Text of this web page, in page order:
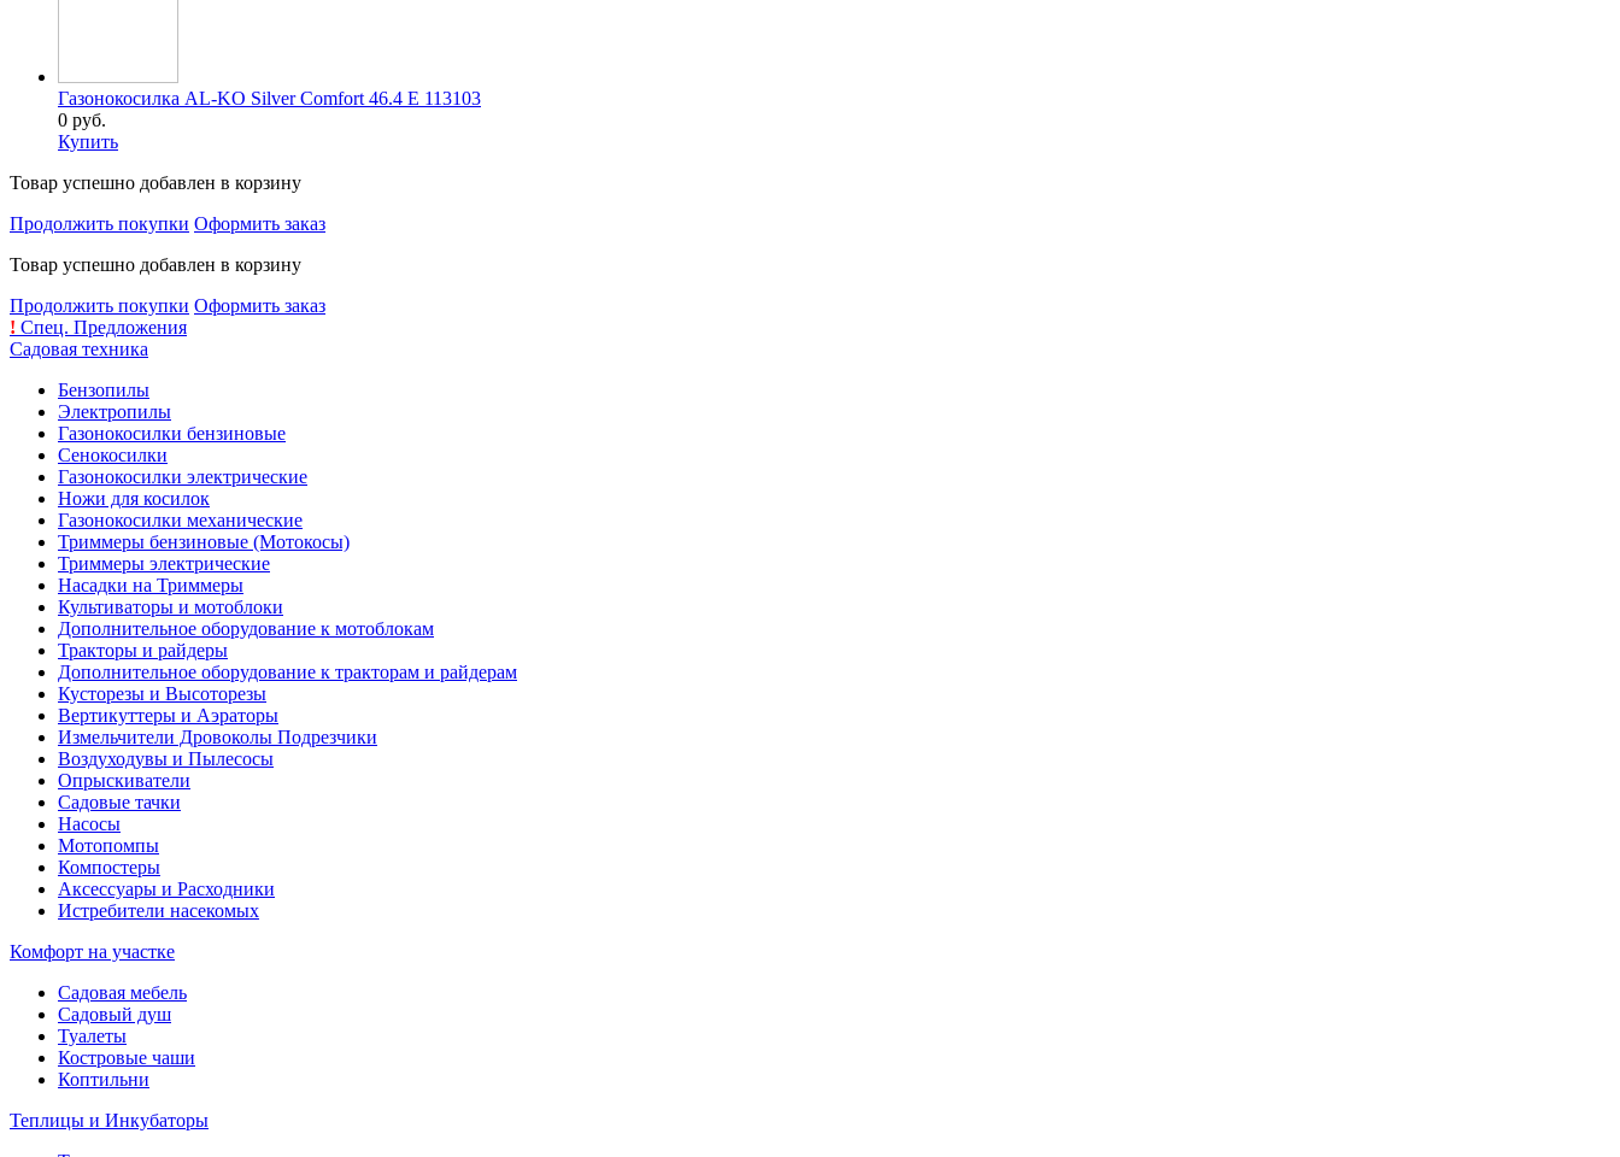
Газонокосилка AL-KO Silver Comfort 46.4 E 113103
0 руб.
Купить
Товар успешно добавлен в корзину
Продолжить покупки Оформить заказ
Товар успешно добавлен в корзину
Продолжить покупки Оформить заказ
! Спец. Предложения
Садовая техника
Бензопилы
Электропилы
Газонокосилки бензиновые
Сенокосилки
Газонокосилки электрические
Ножи для косилок
Газонокосилки механические
Триммеры бензиновые (Мотокосы)
Триммеры электрические
Насадки на Триммеры
Культиваторы и мотоблоки
Дополнительное оборудование к мотоблокам
Тракторы и райдеры
Дополнительное оборудование к тракторам и райдерам
Кусторезы и Высоторезы
Вертикуттеры и Аэраторы
Измельчители Дровоколы Подрезчики
Воздуходувы и Пылесосы
Опрыскиватели
Садовые тачки
Насосы
Мотопомпы
Компостеры
Аксессуары и Расходники
Истребители насекомых
Комфорт на участке
Садовая мебель
Садовый душ
Туалеты
Костровые чаши
Коптильни
Теплицы и Инкубаторы